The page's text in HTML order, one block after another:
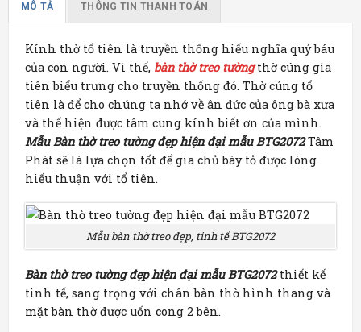
MÔ TẢ THÔNG TIN THANH TOÁN
Kính thờ tổ tiên là truyền thống hiếu nghĩa quý báu
của con người. Vì thế, bàn thờ treo tườngthờ cúng gia
tiên biểu trưng cho truyền thống đó. Thờ cúng tổ
tiên là để cho chúng ta nhớ về ân đức của ông bà xưa
và thể hiện được tâm cung kính biết ơn của mình.
Mẫu Bàn thờ treo tường đẹp hiện đại mẫu BTG2072 Tâm
Phát sẽ là lựa chọn tốt để gia chủ bày tỏ được lòng
hiếu thuận với tổ tiên.
Mẫu bàn thờ treo đẹp, tinh tế BTG2072
Bàn thờ treo tường đẹp hiện đại mẫu BTG2072thiết kế
tinh tế, sang trọng với chân bàn thờ hình thang và
mặt bàn thờ được uốn cong 2 bên.